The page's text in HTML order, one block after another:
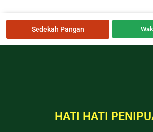
Sedekah Pangan
HATI HATI